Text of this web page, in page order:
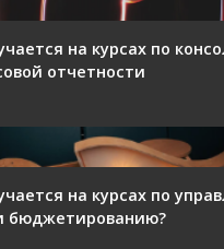
на курсах по
отчетности
на курсах по
бюджетированию?